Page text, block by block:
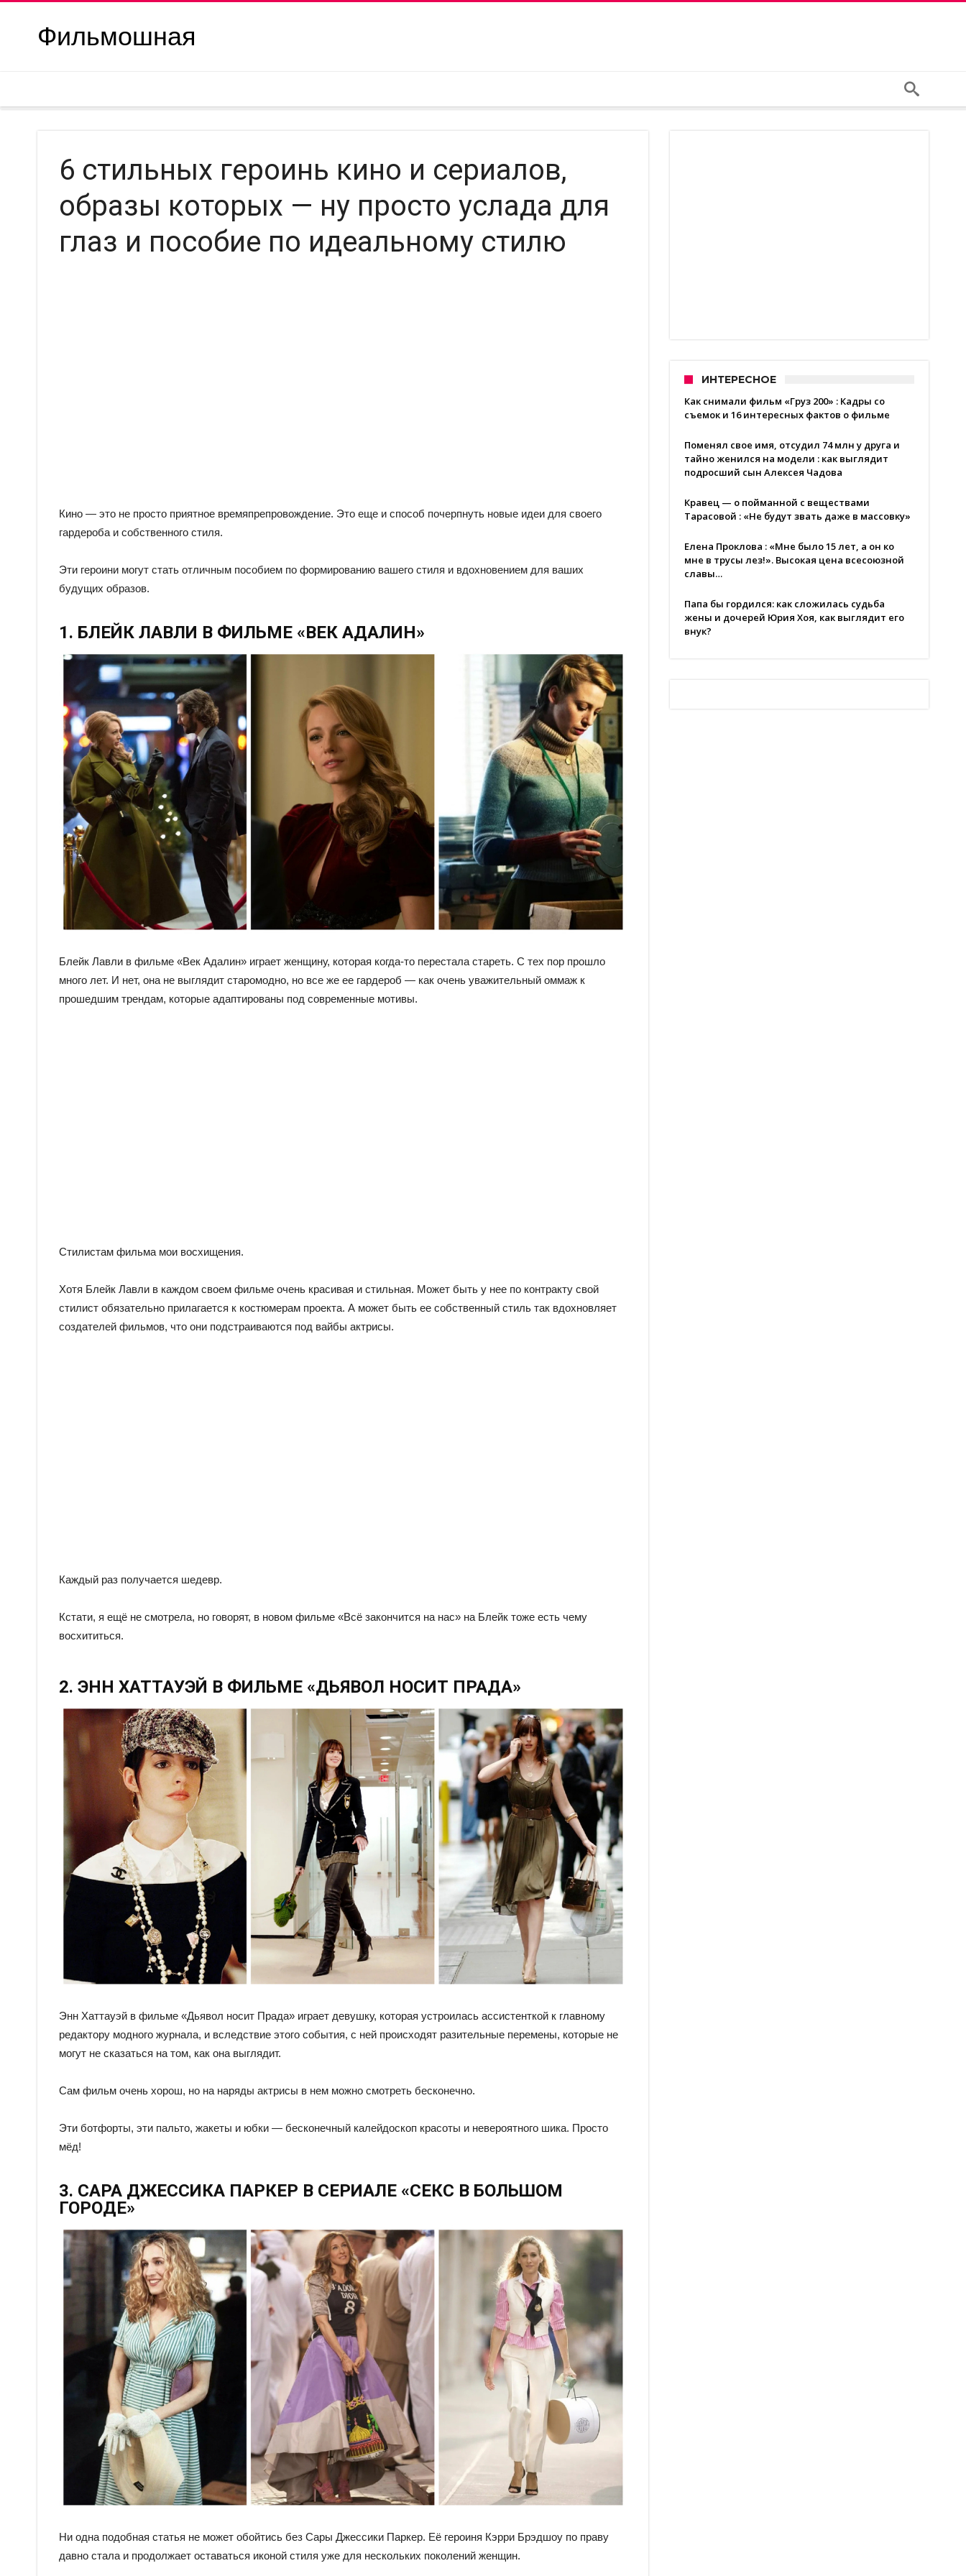
Фильмошная
6 стильных героинь кино и сериалов,
образы которых — ну просто услада для
глаз и пособие по идеальному стилю
Кино — это не просто приятное времяпрепровождение. Это еще и способ почерпнуть новые идеи для своего
гардероба и собственного стиля.
Эти героини могут стать отличным пособием по формированию вашего стиля и вдохновением для ваших
будущих образов.
1. БЛЕЙК ЛАВЛИ В ФИЛЬМЕ «ВЕК АДАЛИН»
Блейк Лавли в фильме «Век Адалин» играет женщину, которая когда-то перестала стареть. С тех пор прошло
много лет. И нет, она не выглядит старомодно, но все же ее гардероб — как очень уважительный оммаж к
прошедшим трендам, которые адаптированы под современные мотивы.
Стилистам фильма мои восхищения.
Хотя Блейк Лавли в каждом своем фильме очень красивая и стильная. Может быть у нее по контракту свой
стилист обязательно прилагается к костюмерам проекта. А может быть ее собственный стиль так вдохновляет
создателей фильмов, что они подстраиваются под вайбы актрисы.
Каждый раз получается шедевр.
Кстати, я ещё не смотрела, но говорят, в новом фильме «Всё закончится на нас» на Блейк тоже есть чему
восхититься.
2. ЭНН ХАТТАУЭЙ В ФИЛЬМЕ «ДЬЯВОЛ НОСИТ ПРАДА»
Энн Хаттауэй в фильме «Дьявол носит Прада» играет девушку, которая устроилась ассистенткой к главному
редактору модного журнала, и вследствие этого события, с ней происходят разительные перемены, которые не
могут не сказаться на том, как она выглядит.
Сам фильм очень хорош, но на наряды актрисы в нем можно смотреть бесконечно.
Эти ботфорты, эти пальто, жакеты и юбки — бесконечный калейдоскоп красоты и невероятного шика. Просто
мёд!
3. САРА ДЖЕССИКА ПАРКЕР В СЕРИАЛЕ «СЕКС В БОЛЬШОМ
ГОРОДЕ»
Ни одна подобная статья не может обойтись без Сары Джессики Паркер. Её героиня Кэрри Брэдшоу по праву
давно стала и продолжает оставаться иконой стиля уже для нескольких поколений женщин.
ИНТЕРЕСНОЕ
Как снимали фильм «Груз 200» : Кадры со
съемок и 16 интересных фактов о фильме
Поменял свое имя, отсудил 74 млн у друга и
тайно женился на модели : как выглядит
подросший сын Алексея Чадова
Кравец — о пойманной с веществами
Тарасовой : «Не будут звать даже в массовку»
Елена Проклова : «Мне было 15 лет, а он ко
мне в трусы лез!». Высокая цена всесоюзной
славы…
Папа бы гордился: как сложилась судьба
жены и дочерей Юрия Хоя, как выглядит его
внук?